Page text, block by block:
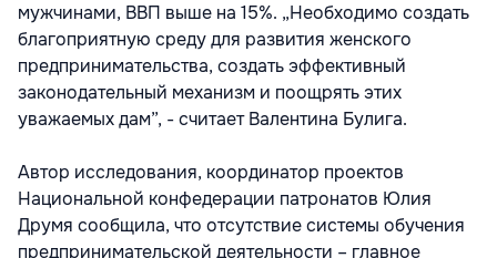
мужчинами, ВВП выше на 15%. „Необходимо создать
благоприятную среду для развития женского
предпринимательства, создать эффективный
законодательный механизм и поощрять этих
уважаемых дам”, - считает Валентина Булига.
Автор исследования, координатор проектов
Национальной конфедерации патронатов Юлия
Друмя сообщила, что отсутствие системы обучения
предпринимательской деятельности – главное